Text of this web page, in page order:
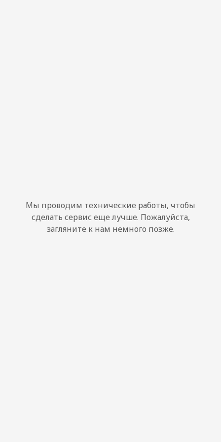
Мы проводим технические работы, чтобы
сделать сервис еще лучше. Пожалуйста,
загляните к нам немного позже.